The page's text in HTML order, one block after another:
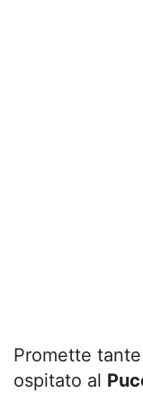
Promette
ospitato al